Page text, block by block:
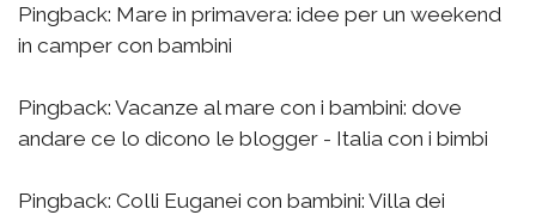
Pingback: Mare in primavera: idee per un weekend
in camper con bambini
Pingback: Vacanze al mare con i bambini: dove
andare ce lo dicono le blogger - Italia con i bimbi
Pingback: Colli Euganei con bambini: Villa dei